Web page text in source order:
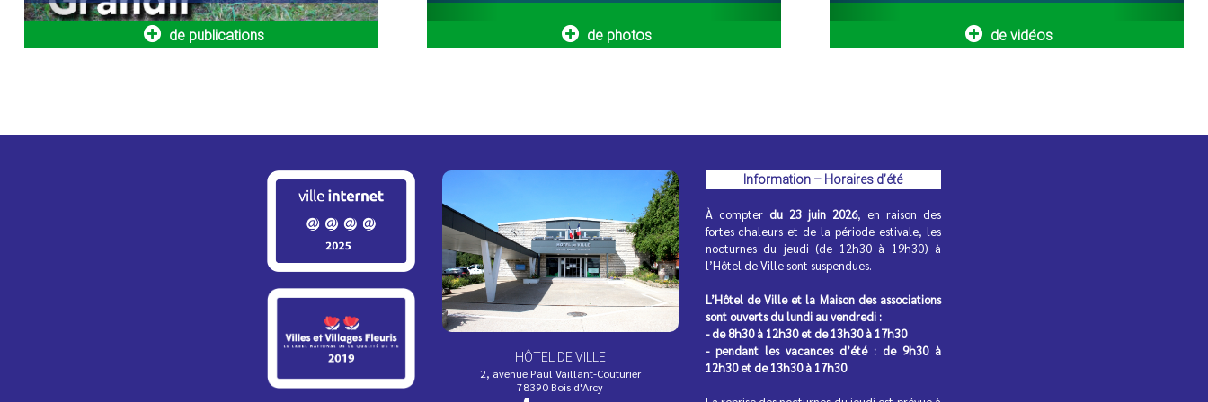
centres de loisirs...
simplifiez vos déplacements dès
Bornes de recharge pour
véhicules électriques
Engagée dans la transition écologique et le
développement des mobilités durables, la
Ville poursuit le déploiement...
Opération Tranquillité Absence :
partez en vacances l’esprit
serein !
Vous vous absentez pendant les vacances
d’été ? La Police municipale peut assurer une
surveillance régulière...
septembre
2026
Préparez vos manuels pour
la rentrée !
de publications de photos de vidéos
HÔTEL DE VILLE
2, avenue Paul Vaillant-Couturier
78390 Bois d'Arcy
Information – Horaires d’été
À compter du 23 juin 2026, en raison des
fortes chaleurs et de la période estivale, les
nocturnes du jeudi (de 12h30 à 19h30) à
l’Hôtel de Ville sont suspendues.
L’Hôtel de Ville et la Maison des associations
sont ouverts du lundi au vendredi :
- de 8h30 à 12h30 et de 13h30 à 17h30
- pendant les vacances d’été : de 9h30 à
12h30 et de 13h30 à 17h30